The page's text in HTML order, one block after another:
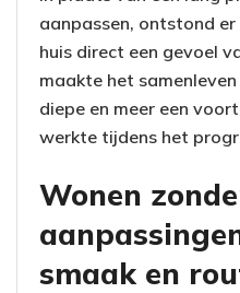
aanpassen, ontstond er
huis direct een gevoel
maakte het
diepe en meer een
werkte tijdens het
Wonen
smaak en